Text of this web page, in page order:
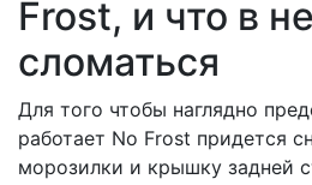
Frost, и что в
сломаться
Для того чтобы наглядно
работает No Frost придется
морозилки и крышку задней